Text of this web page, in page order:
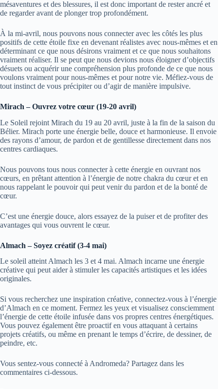
mésaventures et des blessures, il est donc important de rester ancré et
de regarder avant de plonger trop profondément.
À la mi-avril, nous pouvons nous connecter avec les côtés les plus
positifs de cette étoile fixe en devenant réalistes avec nous-mêmes et en
déterminant ce que nous désirons vraiment et ce que nous souhaitons
vraiment réaliser. Il se peut que nous devions nous éloigner d’objectifs
désuets ou acquérir une compréhension plus profonde de ce que nous
voulons vraiment pour nous-mêmes et pour notre vie. Méfiez-vous de
tout instinct de vous précipiter ou d’agir de manière impulsive.
Mirach – Ouvrez votre cœur (19-20 avril)
Le Soleil rejoint Mirach du 19 au 20 avril, juste à la fin de la saison du
Bélier. Mirach porte une énergie belle, douce et harmonieuse. Il envoie
des rayons d’amour, de pardon et de gentillesse directement dans nos
centres cardiaques.
Nous pouvons tous nous connecter à cette énergie en ouvrant nos
cœurs, en prêtant attention à l’énergie de notre chakra du cœur et en
nous rappelant le pouvoir qui peut venir du pardon et de la bonté de
cœur.
C’est une énergie douce, alors essayez de la puiser et de profiter des
avantages qui vous ouvrent le cœur.
Almach – Soyez créatif (3-4 mai)
Le soleil atteint Almach les 3 et 4 mai. Almach incarne une énergie
créative qui peut aider à stimuler les capacités artistiques et les idées
originales.
Si vous recherchez une inspiration créative, connectez-vous à l’énergie
d’Almach en ce moment. Fermez les yeux et visualisez consciemment
l’énergie de cette étoile infusée dans vos propres centres énergétiques.
Vous pouvez également être proactif en vous attaquant à certains
projets créatifs, ou même en prenant le temps d’écrire, de dessiner, de
peindre, etc.
Vous sentez-vous connecté à Andromeda? Partagez dans les
commentaires ci-dessous.